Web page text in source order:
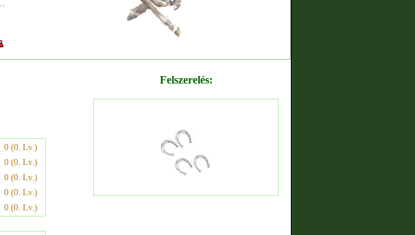
0 (0. Lv.)
0 (0. Lv.)
0 (0. Lv.)
0 (0. Lv.)
0 (0. Lv.)
Felszerelés: